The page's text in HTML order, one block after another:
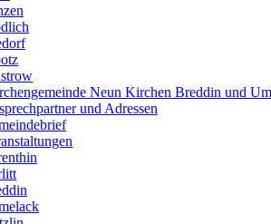
Neun Kirchen Breddin und
und Adressen